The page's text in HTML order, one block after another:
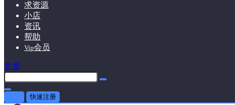
求资源
小店
资讯
帮助
Vip会员
文章
快速注册